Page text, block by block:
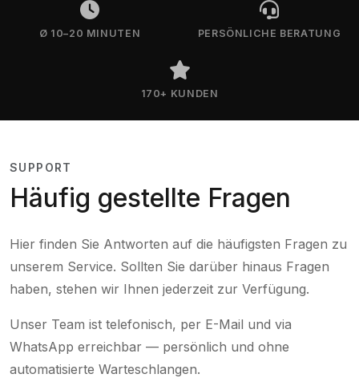
Ø 10–20 MINUTEN PERSÖNLICHE BERATUNG
170+ KUNDEN
SUPPORT
Häufig gestellte Fragen
Hier finden Sie Antworten auf die häufigsten Fragen zu
unserem Service. Sollten Sie darüber hinaus Fragen
haben, stehen wir Ihnen jederzeit zur Verfügung.
Unser Team ist telefonisch, per E-Mail und via
WhatsApp erreichbar — persönlich und ohne
automatisierte Warteschlangen.